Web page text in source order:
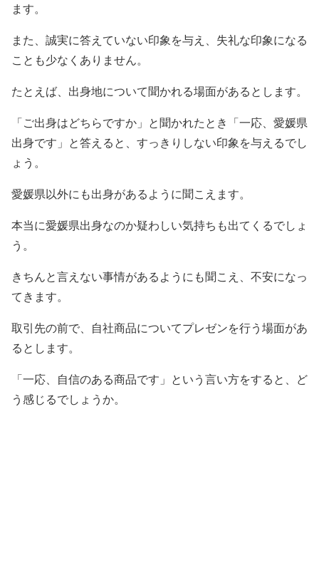
ます。
また、誠実に答えていない印象を与え、失礼な印象になる
ことも少なくありません。
たとえば、出身地について聞かれる場面があるとします。
「ご出身はどちらですか」と聞かれたとき「一応、愛媛県
出身です」と答えると、すっきりしない印象を与えるでし
ょう。
愛媛県以外にも出身があるように聞こえます。
本当に愛媛県出身なのか疑わしい気持ちも出てくるでしょ
う。
きちんと言えない事情があるようにも聞こえ、不安になっ
てきます。
取引先の前で、自社商品についてプレゼンを行う場面があ
るとします。
「一応、自信のある商品です」という言い方をすると、ど
う感じるでしょうか。